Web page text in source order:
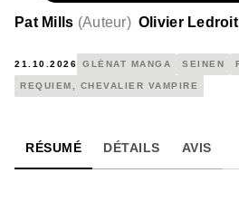
Pat Mills (Auteur) Olivier Ledroit
21.10.2026 GLÉNAT MANGA SEINEN
REQUIEM, CHEVALIER VAMPIRE
RÉSUMÉ DÉTAILS AVIS